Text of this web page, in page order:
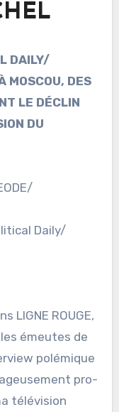
DAILY/
MOSCOU, DES
LE DÉCLIN
DU
Daily/
LIGNE ROUGE,
les émeutes de
polémique
pro-
télévision